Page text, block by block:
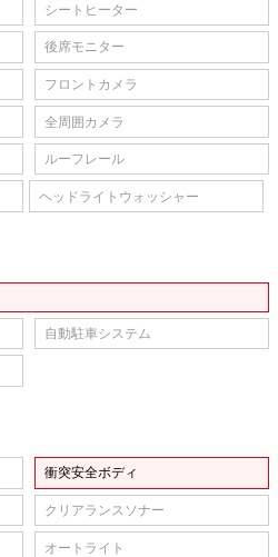
シートヒーター
後席モニター
フロントカメラ
全周囲カメラ
ルーフレール
ヘッドライトウォッシャー
自動駐車システム
衝突安全ボディ
クリアランスソナー
オートライト